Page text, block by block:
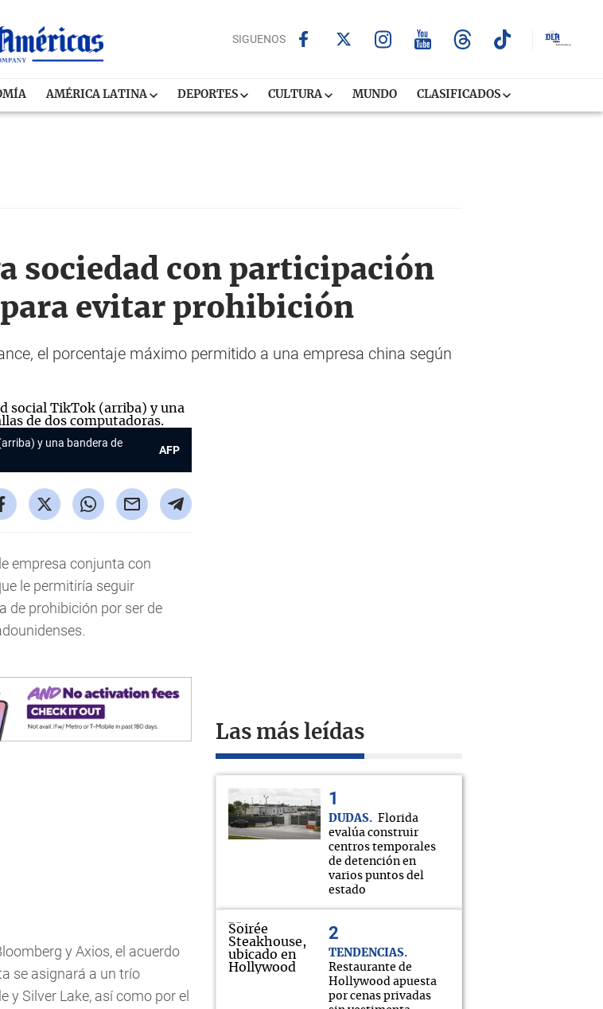
SIGUENOS
AMÉRICA LATINA DEPORTES CULTURA MUNDO CLASIFICADOS
sociedad con participación
evitar prohibición
el porcentaje máximo permitido a una empresa china según
y una bandera de
AFP
empresa conjunta con
le permitiría seguir
de prohibición por ser de
y Axios, el acuerdo
se asignará a un trío
Silver Lake, así como por el
Las más leídas
DUDAS
Florida
evalúa construir
centros temporales
de detención en
varios puntos del
estado
TENDENCIAS
Restaurante de
Hollywood apuesta
por cenas privadas